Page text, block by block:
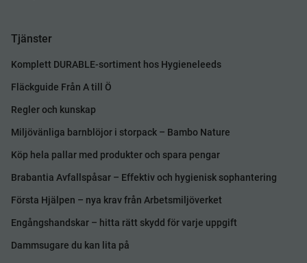
Tjänster
Komplett DURABLE-sortiment hos Hygieneleeds
Fläckguide Från A till Ö
Regler och kunskap
Miljövänliga barnblöjor i storpack – Bambo Nature
Köp hela pallar med produkter och spara pengar
Brabantia Avfallspåsar – Effektiv och hygienisk sophantering
Första Hjälpen – nya krav från Arbetsmiljöverket
Engångshandskar – hitta rätt skydd för varje uppgift
Dammsugare du kan lita på